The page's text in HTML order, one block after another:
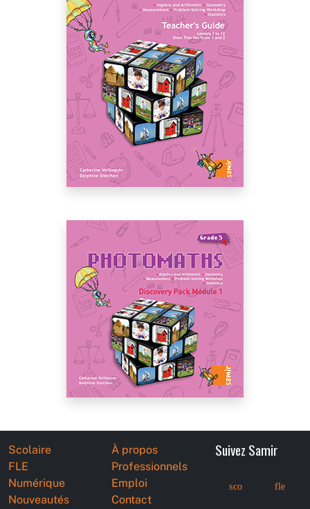
Scolaire
FLE
Numérique
Nouveautés
À propos
Professionnels
Emploi
Contact
Suivez Samir
sco fle